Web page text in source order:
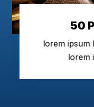
50
lorem ipsum
lorem